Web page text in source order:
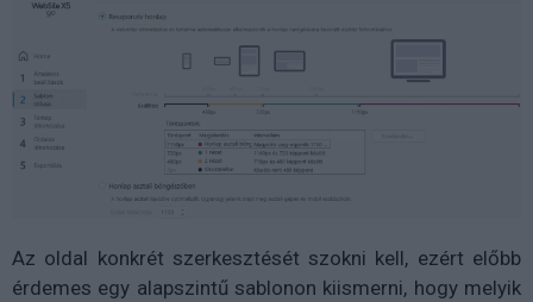
Az oldal konkrét szerkesztését szokni kell, ezért előbb
érdemes egy alapszintű sablonon kiismerni, hogy melyik